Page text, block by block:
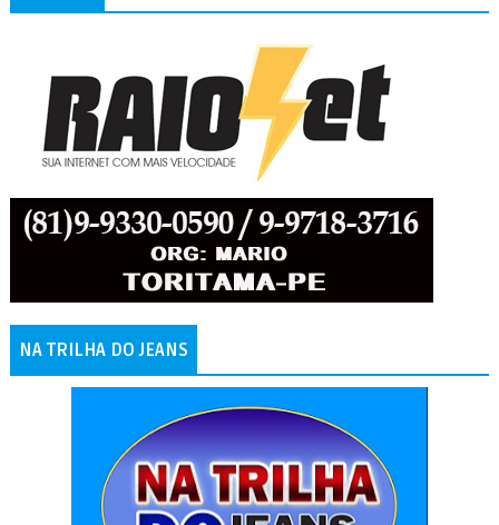
NA TRILHA DO JEANS